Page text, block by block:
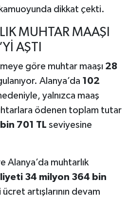
dikkat çekti.
MUHTAR MAAŞI
AŞTI
göre muhtar maaşı 28
Alanya’da 102
yalnızca maaş
ödenen toplam tutar
701 TL seviyesine
Alanya’da muhtarlık
34 milyon 364 bin
artışlarının devam